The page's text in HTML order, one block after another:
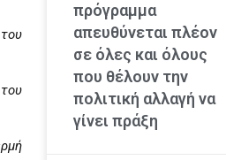
πρόγραμμα
απευθύνεται πλέον
σε όλες και όλους
που θέλουν την
πολιτική αλλαγή να
γίνει πράξη